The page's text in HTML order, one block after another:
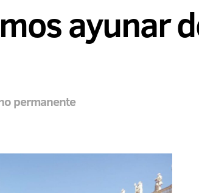
ayunar
permanente